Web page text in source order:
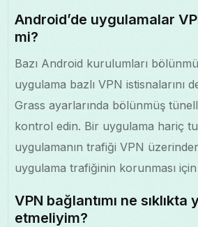
Android’de uygulamalar
mi?
Bazı Android kurulumları
uygulama bazlı VPN istisnalarını
Grass ayarlarında bölünmüş
kontrol edin. Bir uygulama hariç
uygulamanın trafiği VPN
uygulama trafiğinin korunması için
VPN bağlantımı ne
etmeliyim?